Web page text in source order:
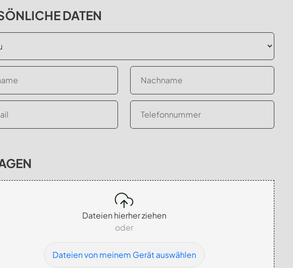
DATEN
Dateien hierher ziehen
oder
Dateien von meinem Gerät auswählen